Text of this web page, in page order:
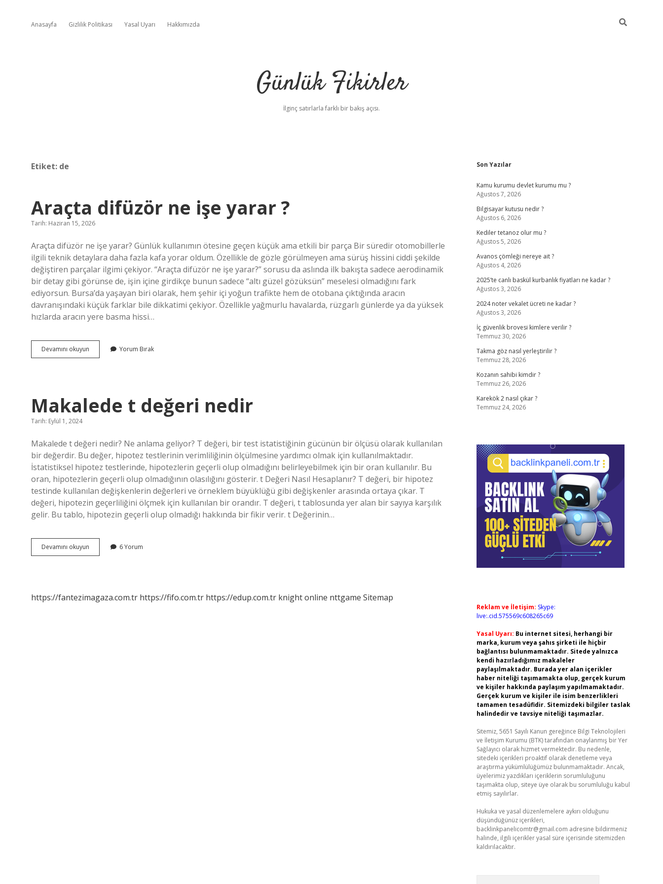
Anasayfa Gizlilik Politikası Yasal Uyarı Hakkımızda
Günlük Fikirler
İlginç satırlarla farklı bir bakış açısı.
Etiket: de
Araçta difüzör ne işe yarar ?
Tarih: Haziran 15, 2026
Araçta difüzör ne işe yarar? Günlük kullanımın ötesine geçen küçük ama etkili bir parça Bir süredir otomobillerle
ilgili teknik detaylara daha fazla kafa yorar oldum. Özellikle de gözle görülmeyen ama sürüş hissini ciddi şekilde
değiştiren parçalar ilgimi çekiyor. “Araçta difüzör ne işe yarar?” sorusu da aslında ilk bakışta sadece aerodinamik
bir detay gibi görünse de, işin içine girdikçe bunun sadece “altı güzel gözüksün” meselesi olmadığını fark
ediyorsun. Bursa’da yaşayan biri olarak, hem şehir içi yoğun trafikte hem de otobana çıktığında aracın
davranışındaki küçük farklar bile dikkatimi çekiyor. Özellikle yağmurlu havalarda, rüzgarlı günlerde ya da yüksek
hızlarda aracın yere basma hissi…
Devamını okuyun
difüzör
Yorum Bırak
Makalede t değeri nedir
Tarih: Eylül 1, 2024
Makalede t değeri nedir? Ne anlama geliyor? T değeri, bir test istatistiğinin gücünün bir ölçüsü olarak kullanılan
bir değerdir. Bu değer, hipotez testlerinin verimliliğinin ölçülmesine yardımcı olmak için kullanılmaktadır.
İstatistiksel hipotez testlerinde, hipotezlerin geçerli olup olmadığını belirleyebilmek için bir oran kullanılır. Bu
oran, hipotezlerin geçerli olup olmadığının olasılığını gösterir. t Değeri Nasıl Hesaplanır? T değeri, bir hipotez
testinde kullanılan değişkenlerin değerleri ve örneklem büyüklüğü gibi değişkenler arasında ortaya çıkar. T
değeri, hipotezin geçerliliğini ölçmek için kullanılan bir orandır. T değeri, t tablosunda yer alan bir sayıya karşılık
gelir. Bu tablo, hipotezin geçerli olup olmadığı hakkında bir fikir verir. t Değerinin…
Devamını okuyun Makalede
t
6 Yorum
https://fantezimagaza.com.tr https://fifo.com.tr https://edup.com.tr knight online nttgame Sitemap
Sidebar
Son Yazılar
Kamu kurumu devlet kurumu mu ?
Ağustos 7, 2026
Bilgisayar kutusu nedir ?
Ağustos 6, 2026
Kediler tetanoz olur mu ?
Ağustos 5, 2026
Avanos çömleği nereye ait ?
Ağustos 4, 2026
2025’te canlı baskül kurbanlık fiyatları ne kadar ?
Ağustos 3, 2026
2024 noter vekalet ücreti ne kadar ?
Ağustos 3, 2026
İç güvenlik brovesi kimlere verilir ?
Temmuz 30, 2026
Takma göz nasıl yerleştirilir ?
Temmuz 28, 2026
Kozanın sahibi kimdir ?
Temmuz 26, 2026
Karekök 2 nasıl çıkar ?
Temmuz 24, 2026
Reklam ve İletişim: Skype:
live:.cid.575569c608265c69
Yasal Uyarı: Bu internet sitesi, herhangi bir
marka, kurum veya şahıs şirketi ile hiçbir
bağlantısı bulunmamaktadır. Sitede yalnızca
kendi hazırladığımız makaleler
paylaşılmaktadır. Burada yer alan içerikler
haber niteliği taşımamakta olup, gerçek kurum
ve kişiler hakkında paylaşım yapılmamaktadır.
Gerçek kurum ve kişiler ile isim benzerlikleri
tamamen tesadüfidir. Sitemizdeki bilgiler taslak
halindedir ve tavsiye niteliği taşımazlar.
Sitemiz, 5651 Sayılı Kanun gereğince Bilgi Teknolojileri
ve İletişim Kurumu (BTK) tarafından onaylanmış bir Yer
Sağlayıcı olarak hizmet vermektedir. Bu nedenle,
sitedeki içerikleri proaktif olarak denetleme veya
araştırma yükümlülüğümüz bulunmamaktadır. Ancak,
üyelerimiz yazdıkları içeriklerin sorumluluğunu
taşımakta olup, siteye üye olarak bu sorumluluğu kabul
etmiş sayılırlar.
Hukuka ve yasal düzenlemelere aykırı olduğunu
düşündüğünüz içerikleri,
backlinkpanelicomtr@gmail.com adresine bildirmeniz
halinde, ilgili içerikler yasal süre içerisinde sitemizden
kaldırılacaktır.